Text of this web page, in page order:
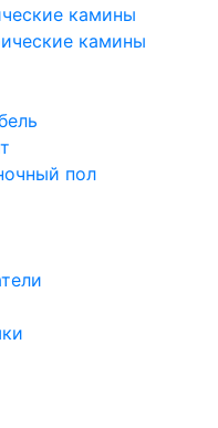
камины
камины
пол